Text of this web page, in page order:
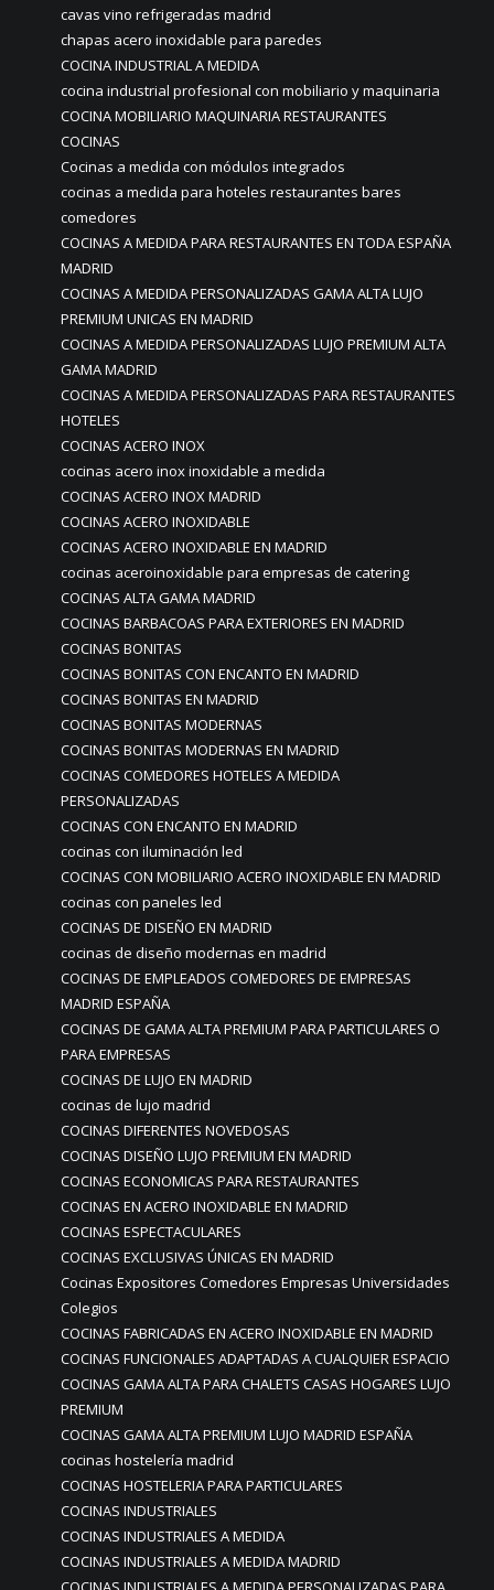
cavas vino refrigeradas madrid
chapas acero inoxidable para paredes
COCINA INDUSTRIAL A MEDIDA
cocina industrial profesional con mobiliario y maquinaria
COCINA MOBILIARIO MAQUINARIA RESTAURANTES
COCINAS
Cocinas a medida con módulos integrados
cocinas a medida para hoteles restaurantes bares
comedores
COCINAS A MEDIDA PARA RESTAURANTES EN TODA ESPAÑA
MADRID
COCINAS A MEDIDA PERSONALIZADAS GAMA ALTA LUJO
PREMIUM UNICAS EN MADRID
COCINAS A MEDIDA PERSONALIZADAS LUJO PREMIUM ALTA
GAMA MADRID
COCINAS A MEDIDA PERSONALIZADAS PARA RESTAURANTES
HOTELES
COCINAS ACERO INOX
cocinas acero inox inoxidable a medida
COCINAS ACERO INOX MADRID
COCINAS ACERO INOXIDABLE
COCINAS ACERO INOXIDABLE EN MADRID
cocinas aceroinoxidable para empresas de catering
COCINAS ALTA GAMA MADRID
COCINAS BARBACOAS PARA EXTERIORES EN MADRID
COCINAS BONITAS
COCINAS BONITAS CON ENCANTO EN MADRID
COCINAS BONITAS EN MADRID
COCINAS BONITAS MODERNAS
COCINAS BONITAS MODERNAS EN MADRID
COCINAS COMEDORES HOTELES A MEDIDA
PERSONALIZADAS
COCINAS CON ENCANTO EN MADRID
cocinas con iluminación led
COCINAS CON MOBILIARIO ACERO INOXIDABLE EN MADRID
cocinas con paneles led
COCINAS DE DISEÑO EN MADRID
cocinas de diseño modernas en madrid
COCINAS DE EMPLEADOS COMEDORES DE EMPRESAS
MADRID ESPAÑA
COCINAS DE GAMA ALTA PREMIUM PARA PARTICULARES O
PARA EMPRESAS
COCINAS DE LUJO EN MADRID
cocinas de lujo madrid
COCINAS DIFERENTES NOVEDOSAS
COCINAS DISEÑO LUJO PREMIUM EN MADRID
COCINAS ECONOMICAS PARA RESTAURANTES
COCINAS EN ACERO INOXIDABLE EN MADRID
COCINAS ESPECTACULARES
COCINAS EXCLUSIVAS ÚNICAS EN MADRID
Cocinas Expositores Comedores Empresas Universidades
Colegios
COCINAS FABRICADAS EN ACERO INOXIDABLE EN MADRID
COCINAS FUNCIONALES ADAPTADAS A CUALQUIER ESPACIO
COCINAS GAMA ALTA PARA CHALETS CASAS HOGARES LUJO
PREMIUM
COCINAS GAMA ALTA PREMIUM LUJO MADRID ESPAÑA
cocinas hostelería madrid
COCINAS HOSTELERIA PARA PARTICULARES
COCINAS INDUSTRIALES
COCINAS INDUSTRIALES A MEDIDA
COCINAS INDUSTRIALES A MEDIDA MADRID